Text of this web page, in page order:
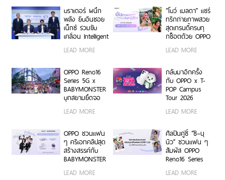
บราเดอร์ ผนึก
พลัง ยิบอินซอย
เน็กซ์ ร่วมขับ
เคลื่อน Intelligent
Transformation
Platform ยก
ระดับการจัดการ
ข้อมูลสู่ยุค
Digital-First
Enterprise
LEAD MORE
“โบว์ เมลดา” แชร์
ทริกถ่ายภาพสวย
สุดเทรนดี้ครบทุ
กช็อตด้วย OPPO
5G
LEAD MORE
OPPO Reno16
Series 5G x
BABYMONSTER
บุกสยามยึดจอ
บันดาลใจให้ทุก
เองได้เต็มที่ ผ่าน
OPPO K-POP
Star Random
Dance พร้อม
คลูซีฟ
LEAD MORE
กลับมาอีกครั้ง
กับ OPPO x T-
POP Campus
Tour 2026
สนุก บุก 6 รั้ว
ประเทศ ชวนเหล่า
นักศึกษา มา
Make Your
Moment กับ
Series 5G เร็ว ๆ
LEAD MORE
OPPO ชวนแฟน
ๆ ครีเอทคลิปสุด
สร้างสรรค์กับ
BABYMONSTER
คอนเสิร์ตโซน VIP
LEAD MORE
ศิลปินคู่ซี้ “ซี–นุ
นิว” ชวนแฟน ๆ
สัมผัส OPPO
Reno16 Series
Unbox พร้อม
LEAD MORE